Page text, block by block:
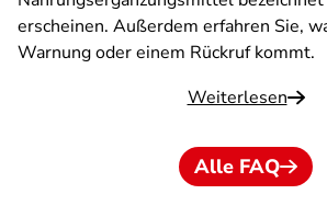
erscheinen. Außerdem erfahren Sie,
Warnung oder einem Rückruf kommt.
Weiterlesen
Alle FAQ